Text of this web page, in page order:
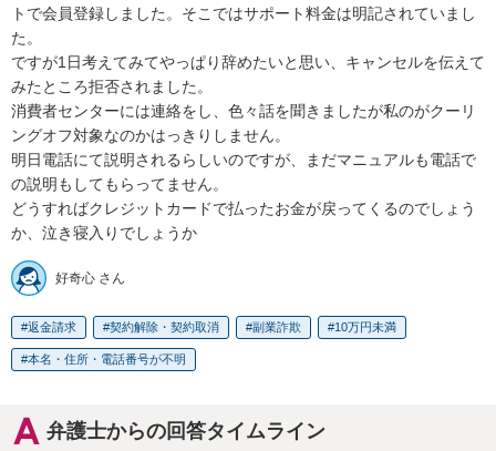
トで会員登録しました。そこではサポート料金は明記されていまし
た。
ですが1日考えてみてやっぱり辞めたいと思い、キャンセルを伝えて
みたところ拒否されました。
消費者センターには連絡をし、色々話を聞きましたが私のがクーリ
ングオフ対象なのかはっきりしません。
明日電話にて説明されるらしいのですが、まだマニュアルも電話で
の説明もしてもらってません。
どうすればクレジットカードで払ったお金が戻ってくるのでしょう
か、泣き寝入りでしょうか
好奇心 さん
返金請求 契約解除・契約取消 副業詐欺 10万円未満
本名・住所・電話番号が不明
弁護士からの回答タイムライン